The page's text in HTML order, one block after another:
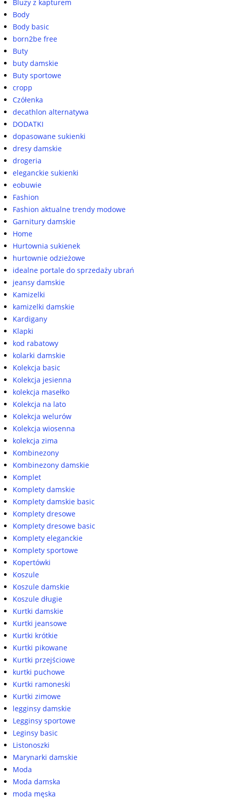
Bluzy z kapturem
Body
Body basic
born2be free
Buty
buty damskie
Buty sportowe
cropp
Czółenka
decathlon alternatywa
DODATKI
dopasowane sukienki
dresy damskie
drogeria
eleganckie sukienki
eobuwie
Fashion
Fashion aktualne trendy modowe
Garnitury damskie
Home
Hurtownia sukienek
hurtownie odzieżowe
idealne portale do sprzedaży ubrań
jeansy damskie
Kamizelki
kamizelki damskie
Kardigany
Klapki
kod rabatowy
kolarki damskie
Kolekcja basic
Kolekcja jesienna
kolekcja masełko
Kolekcja na lato
Kolekcja welurów
Kolekcja wiosenna
kolekcja zima
Kombinezony
Kombinezony damskie
Komplet
Komplety damskie
Komplety damskie basic
Komplety dresowe
Komplety dresowe basic
Komplety eleganckie
Komplety sportowe
Kopertówki
Koszule
Koszule damskie
Koszule długie
Kurtki damskie
Kurtki jeansowe
Kurtki krótkie
Kurtki pikowane
Kurtki przejściowe
kurtki puchowe
Kurtki ramoneski
Kurtki zimowe
legginsy damskie
Legginsy sportowe
Leginsy basic
Listonoszki
Marynarki damskie
Moda
Moda damska
moda męska